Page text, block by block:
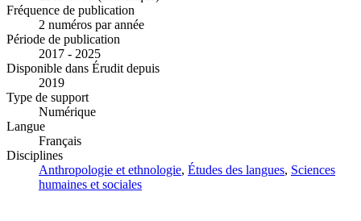
Fréquence de publication
2 numéros par année
Période de publication
2017 - 2025
Disponible dans Érudit depuis
2019
Type de support
Numérique
Langue
Français
Disciplines
Anthropologie et ethnologie, Études des langues, Sciences
humaines et sociales